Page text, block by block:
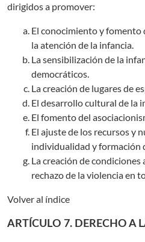
dirigidos a promover:
El conocimiento y fomento
la atención de la infancia.
La sensibilización de la
democráticos.
La creación de lugares de
El desarrollo cultural de la
El fomento del
El ajuste de los recursos y
individualidad y formación
La creación de
rechazo de la violencia en
Volver al índice
ARTÍCULO 7. DERECHO A